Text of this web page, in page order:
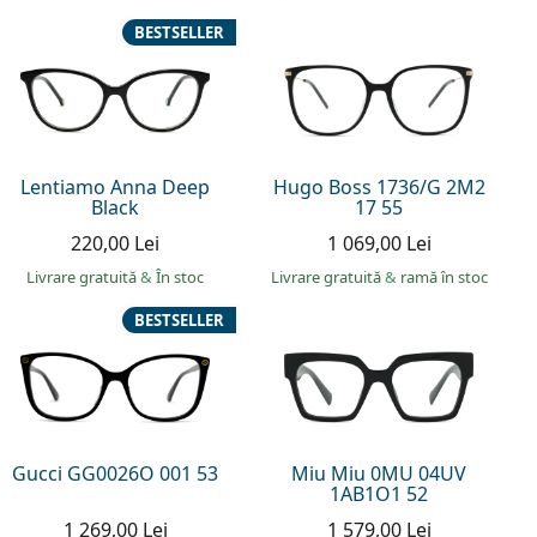
Lentiamo Anna Deep
Black
BESTSELLER
220,00 Lei
Livrare gratuită& În stoc
Hugo Boss 1736/G 2M2
17 55
1 069,00 Lei
Livrare gratuită& ramă în stoc
Gucci GG0026O 001 53
BESTSELLER
1 269,00 Lei
Miu Miu 0MU 04UV
1AB1O1 52
1 579,00 Lei